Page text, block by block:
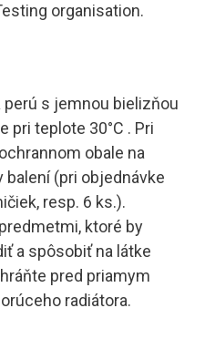
organisation.
s jemnou bielizňou
pri teplote 30°C . Pri
obale na
balení (pri objednávke
resp. 6 ks.).
ktoré by
a spôsobiť na látke
pred priamym
radiátora.